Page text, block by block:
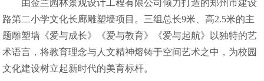
文化建设树立起新时代的美育标杆。...
由金兰园林景观设计工程有限公司倾力打造的郑州市建设
路第二小学文化长廊雕塑墙项目。三组总长9米、高2.5米的主
题雕塑墙《爱与成长》《爱与教育》《爱与起航》以独特的艺
术语言，将教育理念与人文精神熔铸于空间艺术之中，为校园
文化建设树立起新时代的美育标杆。